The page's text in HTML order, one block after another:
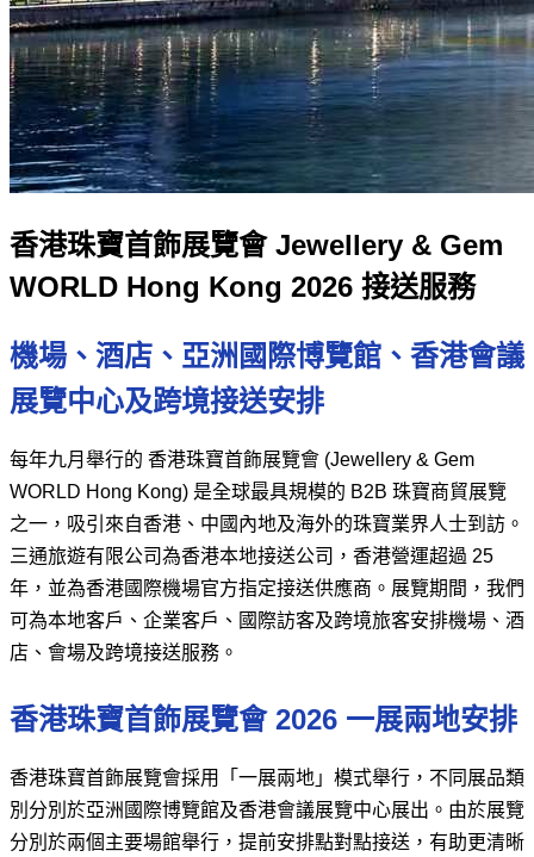
香港珠寶首飾展覽會 Jewellery & Gem
WORLD Hong Kong 2026 接送服務
機場、酒店、亞洲國際博覽館、香港會議
展覽中心及跨境接送安排
每年九月舉行的 香港珠寶首飾展覽會 (Jewellery & Gem
WORLD Hong Kong) 是全球最具規模的 B2B 珠寶商貿展覽
之一，吸引來自香港、中國內地及海外的珠寶業界人士到訪。
三通旅遊有限公司為香港本地接送公司，香港營運超過 25
年，並為香港國際機場官方指定接送供應商。展覽期間，我們
可為本地客戶、企業客戶、國際訪客及跨境旅客安排機場、酒
店、會場及跨境接送服務。
香港珠寶首飾展覽會 2026 一展兩地安排
香港珠寶首飾展覽會採用「一展兩地」模式舉行，不同展品類
別分別於亞洲國際博覽館及香港會議展覽中心展出。由於展覽
分別於兩個主要場館舉行，提前安排點對點接送，有助更清晰